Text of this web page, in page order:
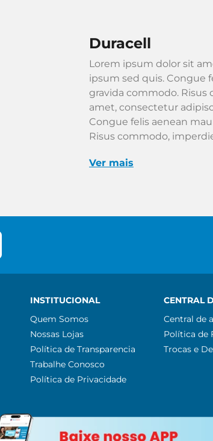
duracell
Lorem ipsum dolor sit
ipsum sed quis. Congue
gravida commodo.
amet, consectetur
Congue felis aenean
Risus commodo,
Ver mais
INSTITUCIONAL
Quem Somos
Nossas Lojas
Política de Transparencia
Trabalhe Conosco
Política de Privacidade
CENTRAL
Central de
Política de
Trocas e